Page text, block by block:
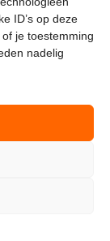
ID’s op deze
je toestemming
nadelig